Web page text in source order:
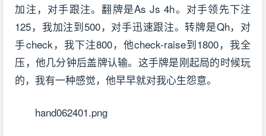
加注，对手跟注。翻牌是As Js 4h。对手领先下注
125，我加注到500，对手迅速跟注。转牌是Qh，对
手check，我下注800，他check-raise到1800，我全
压，他几分钟后盖牌认输。这手牌是刚起局的时候玩
的，我有一种感觉，他早早就对我心生怨意。
hand062401.png